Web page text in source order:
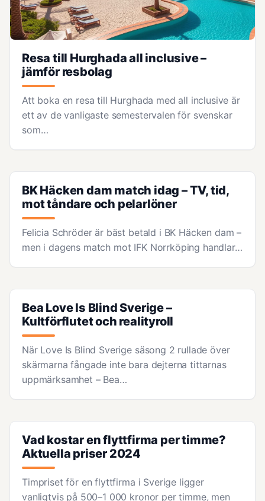
Resa till Hurghada all inclusive –
jämför resbolag
Att boka en resa till Hurghada med all inclusive är
ett av de vanligaste semestervalen för svenskar
som…
BK Häcken dam match idag – TV, tid,
mot tåndare och pelarlöner
Felicia Schröder är bäst betald i BK Häcken dam –
men i dagens match mot IFK Norrköping handlar…
Bea Love Is Blind Sverige –
Kultförflutet och realityroll
När Love Is Blind Sverige säsong 2 rullade över
skärmarna fångade inte bara dejterna tittarnas
uppmärksamhet – Bea…
Vad kostar en flyttfirma per timme?
Aktuella priser 2024
Timpriset för en flyttfirma i Sverige ligger
vanligtvis på 500–1 000 kronor per timme, men